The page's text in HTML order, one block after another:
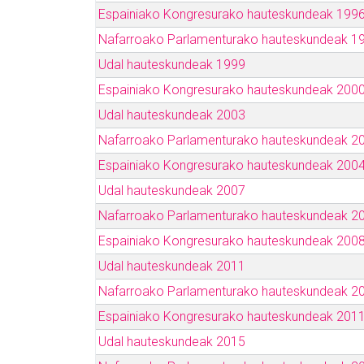
Espainiako Kongresurako hauteskundeak 1996
Nafarroako Parlamenturako hauteskundeak
Udal hauteskundeak 1999
Espainiako Kongresurako hauteskundeak 2000
Udal hauteskundeak 2003
Nafarroako Parlamenturako hauteskundeak
Espainiako Kongresurako hauteskundeak
Udal hauteskundeak 2007
Nafarroako Parlamenturako hauteskundeak
Espainiako Kongresurako hauteskundeak 2008
Udal hauteskundeak 2011
Nafarroako Parlamenturako hauteskundeak
Espainiako Kongresurako hauteskundeak 2011
Udal hauteskundeak 2015